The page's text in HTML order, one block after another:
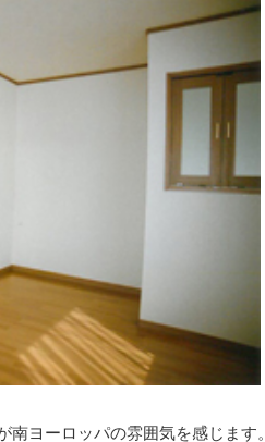
ヨーロッパの雰囲気を感じます。